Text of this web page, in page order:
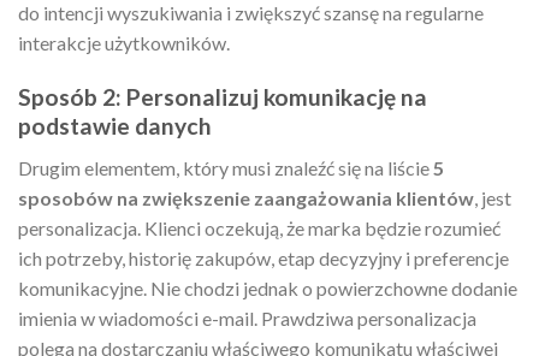
do intencji wyszukiwania i zwiększyć szansę na regularne
interakcje użytkowników.
Sposób 2: Personalizuj komunikację na
podstawie danych
Drugim elementem, który musi znaleźć się na liście 5
sposobów na zwiększenie zaangażowania klientów , jest
personalizacja. Klienci oczekują, że marka będzie rozumieć
ich potrzeby, historię zakupów, etap decyzyjny i preferencje
komunikacyjne. Nie chodzi jednak o powierzchowne dodanie
imienia w wiadomości e-mail. Prawdziwa personalizacja
polega na dostarczaniu właściwego komunikatu właściwej